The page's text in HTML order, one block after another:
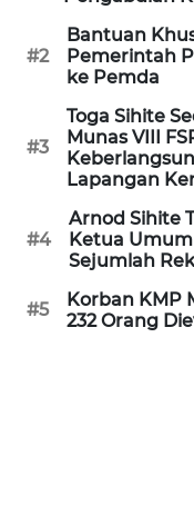
#2
Bantuan
Pemerintah
ke Pemda
#3
Toga Sihite
Munas VIII
Lapangan
#4
Arnod Sihite
Ketua Umum
Sejumlah
#5
Korban KMP
232 Orang
WN
WN
SERAMBI
WN
JAMBI
WN